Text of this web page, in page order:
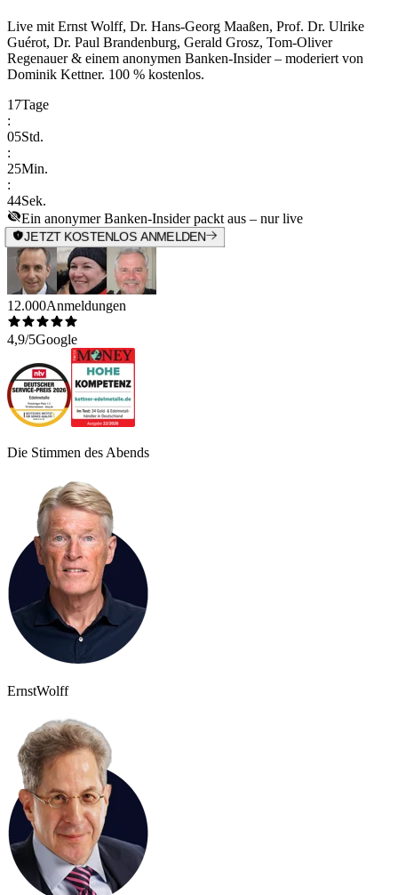
Live mit Ernst Wolff, Dr. Hans-Georg Maaßen, Prof. Dr. Ulrike
Guérot, Dr. Paul Brandenburg, Gerald Grosz, Tom-Oliver
Regenauer & einem anonymen Banken-Insider– moderiert von
Dominik Kettner. 100 % kostenlos.
17Tage
:
05Std.
:
25Min.
:
44Sek.
Ein anonymer Banken-Insider packt aus – nur live
JETZT KOSTENLOS ANMELDEN
12.000Anmeldungen
4,9/5Google
Die Stimmen des Abends
ErnstWolff